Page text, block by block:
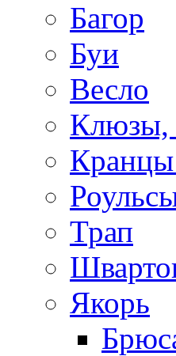
Багор
Буи
Весло
Клюзы,
Кранцы
Трап
Якорь